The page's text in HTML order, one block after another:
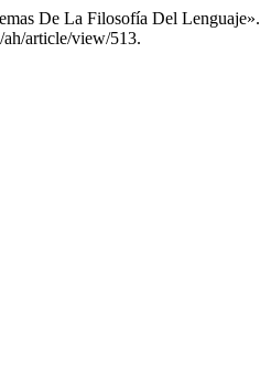
De La Filosofía Del Lenguaje».
article/view/513.